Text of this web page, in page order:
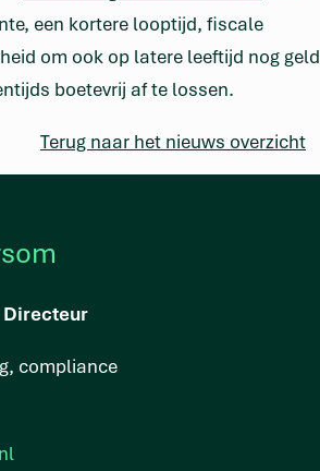
een kortere looptijd, fiscale
om ook op latere leeftijd nog geld
boetevrij af te lossen.
Terug naar het nieuws overzicht
compliance